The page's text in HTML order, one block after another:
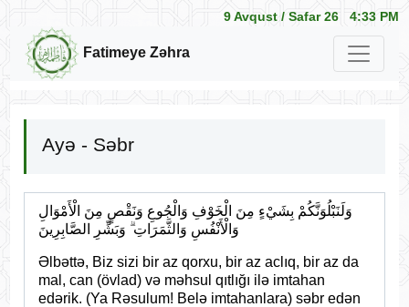
9 Avqust / Safar 26 4:33 PM
Fatimeye Zəhra
Ayə - Səbr
وَلَنَبْلُوَنَّكُمْ بِشَيْءٍ مِنَ الْخَوْفِ وَالْجُوعِ وَنَقْصٍ مِنَ الْأَمْوَالِ
وَالْأَنْفُسِ وَالثَّمَرَاتِ ۗ وَبَشِّرِ الصَّابِرِينَ
Əlbəttə, Biz sizi bir az qorxu, bir az aclıq, bir az da
mal, can (övlad) və məhsul qıtlığı ilə imtahan
edərik. (Ya Rəsulum! Belə imtahanlara) səbr edən